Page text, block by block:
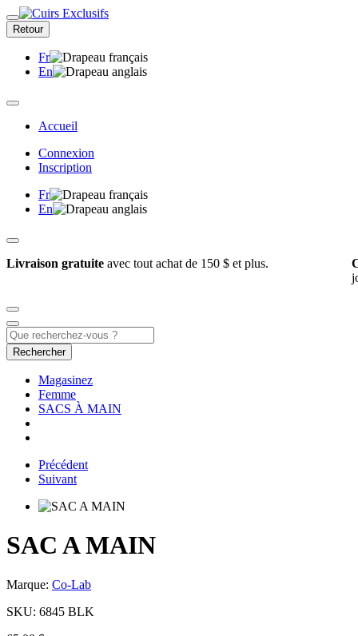
Retour
Fr
En
Accueil
Connexion
Inscription
Fr
En
Livraison gratuite avec tout achat de 150 $ et plus.
Rechercher
Magasinez
Femme
SACS À MAIN
Précédent
Suivant
SAC A MAIN
Marque: Co-Lab
SKU: 6845 BLK